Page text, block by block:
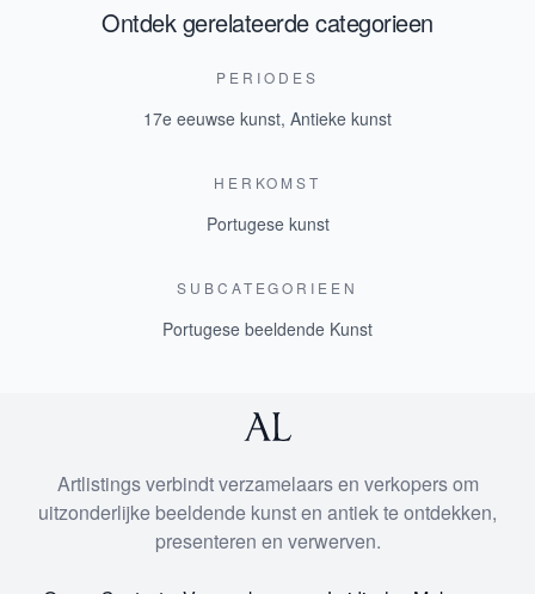
Ontdek gerelateerde categorieen
PERIODES
17e eeuwse kunst, Antieke kunst
HERKOMST
Portugese kunst
SUBCATEGORIEEN
Portugese beeldende Kunst
Artlistings verbindt verzamelaars en verkopers om
uitzonderlijke beeldende kunst en antiek te ontdekken,
presenteren en verwerven.